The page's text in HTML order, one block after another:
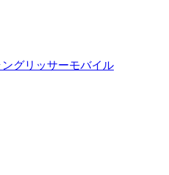
グリッサーモバイル